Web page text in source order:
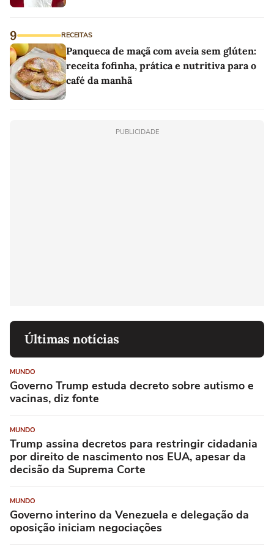
9 RECEITAS
Panqueca de maçã com aveia sem glúten:
receita fofinha, prática e nutritiva para o
café da manhã
PUBLICIDADE
Últimas notícias
MUNDO
Governo Trump estuda decreto sobre autismo e
vacinas, diz fonte
MUNDO
Trump assina decretos para restringir cidadania
por direito de nascimento nos EUA, apesar da
decisão da Suprema Corte
MUNDO
Governo interino da Venezuela e delegação da
oposição iniciam negociações